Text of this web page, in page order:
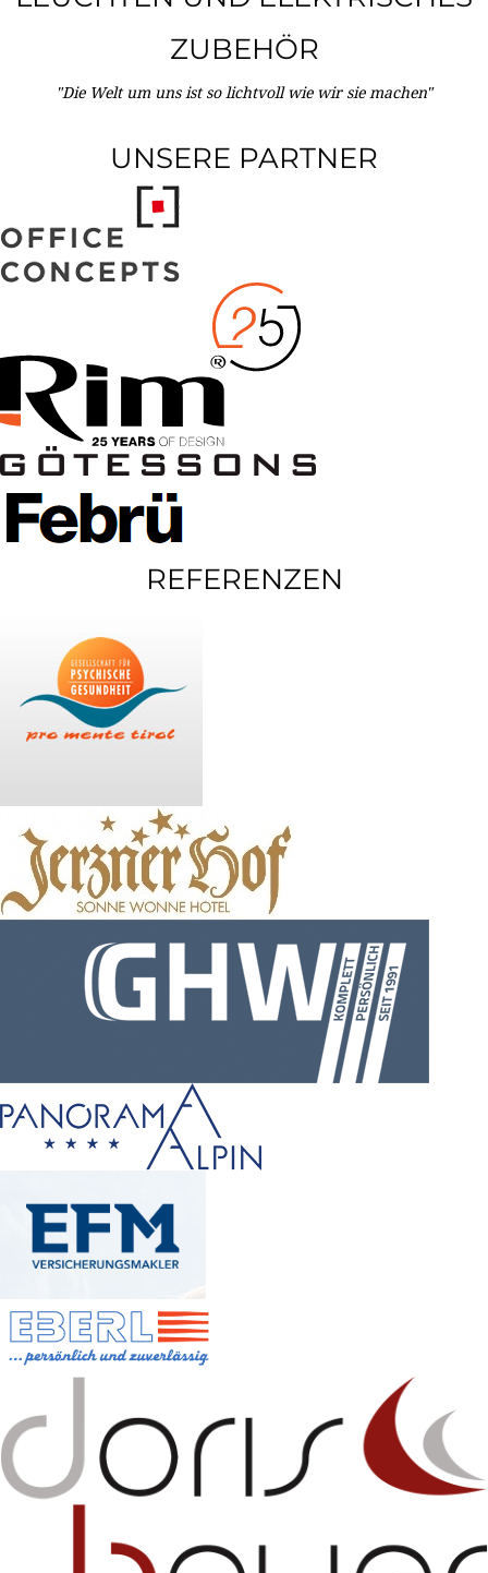
ZUBEHÖR
"Die Welt um uns ist so lichtvoll wie wir sie machen"
UNSERE PARTNER
REFERENZEN